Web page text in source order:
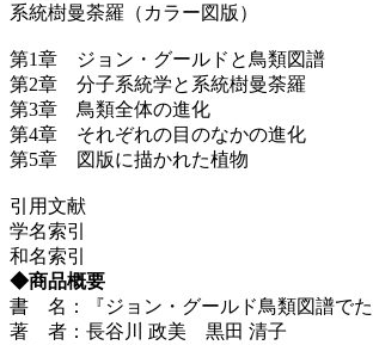
系統樹曼荼羅（カラー図版）
第1章 ジョン・グールドと鳥類図譜
第2章 分子系統学と系統樹曼荼羅
第3章 鳥類全体の進化
第4章 それぞれの目のなかの進化
第5章 図版に描かれた植物
引用文献
学名索引
和名索引
◆商品概要
書 名：『ジョン・グールド鳥類図譜でた
著 者：長谷川 政美 黒田 清子